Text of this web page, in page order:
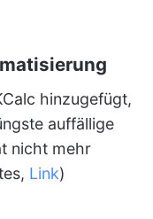
hinzugefügt,
auffällige
nicht mehr
Link)